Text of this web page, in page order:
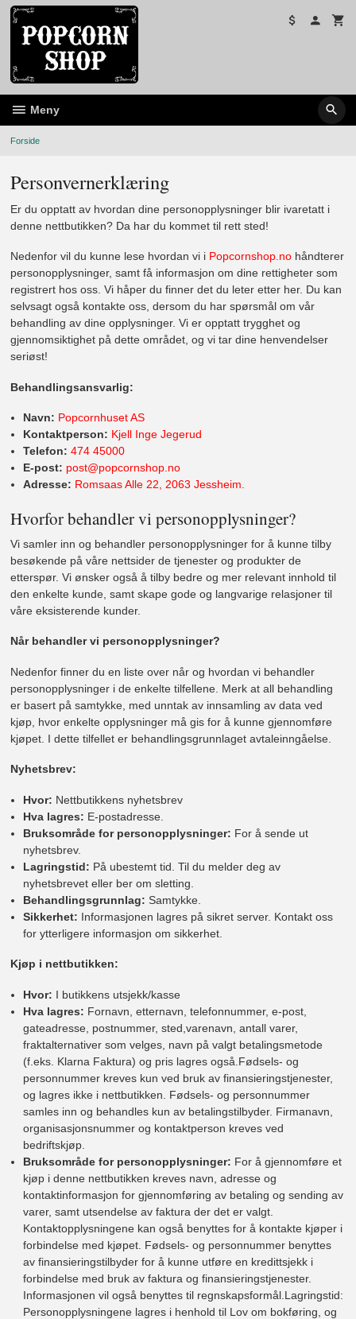
Gå
innholdet
Meny
Forside
Personvernerklæring
Er du opptatt av hvordan dine personopplysninger blir ivaretatt i
denne nettbutikken? Da har du kommet til rett sted!
Nedenfor vil du kunne lese hvordan vi i Popcornshop.no håndterer
personopplysninger, samt få informasjon om dine rettigheter som
registrert hos oss. Vi håper du finner det du leter etter her. Du kan
selvsagt også kontakte oss, dersom du har spørsmål om vår
behandling av dine opplysninger. Vi er opptatt trygghet og
gjennomsiktighet på dette området, og vi tar dine henvendelser
seriøst!
Behandlingsansvarlig:
Navn: Popcornhuset AS
Kontaktperson: Kjell Inge Jegerud
Telefon: 474 45000
E-post: post@popcornshop.no
Adresse: Romsaas Alle 22, 2063 Jessheim.
Hvorfor behandler vi personopplysninger?
Vi samler inn og behandler personopplysninger for å kunne tilby
besøkende på våre nettsider de tjenester og produkter de
etterspør. Vi ønsker også å tilby bedre og mer relevant innhold til
den enkelte kunde, samt skape gode og langvarige relasjoner til
våre eksisterende kunder.
Når behandler vi personopplysninger?
Nedenfor finner du en liste over når og hvordan vi behandler
personopplysninger i de enkelte tilfellene. Merk at all behandling
er basert på samtykke, med unntak av innsamling av data ved
kjøp, hvor enkelte opplysninger må gis for å kunne gjennomføre
kjøpet. I dette tilfellet er behandlingsgrunnlaget avtaleinngåelse.
Nyhetsbrev:
Hvor: Nettbutikkens nyhetsbrev
Hva lagres: E-postadresse.
Bruksområde for personopplysninger: For å sende ut
nyhetsbrev.
Lagringstid: På ubestemt tid. Til du melder deg av
nyhetsbrevet eller ber om sletting.
Behandlingsgrunnlag: Samtykke.
Sikkerhet: Informasjonen lagres på sikret server. Kontakt oss
for ytterligere informasjon om sikkerhet.
Kjøp i nettbutikken:
Hvor: I butikkens utsjekk/kasse
Hva lagres: Fornavn, etternavn, telefonnummer, e-post,
gateadresse, postnummer, sted,varenavn, antall varer,
fraktalternativer som velges, navn på valgt betalingsmetode
(f.eks. Klarna Faktura) og pris lagres også.Fødsels- og
personnummer kreves kun ved bruk av finansieringstjenester,
og lagres ikke i nettbutikken. Fødsels- og personnummer
samles inn og behandles kun av betalingstilbyder. Firmanavn,
organisasjonsnummer og kontaktperson kreves ved
bedriftskjøp.
Bruksområde for personopplysninger: For å gjennomføre et
kjøp i denne nettbutikken kreves navn, adresse og
kontaktinformasjon for gjennomføring av betaling og sending av
varer, samt utsendelse av faktura der det er valgt.
Kontaktopplysningene kan også benyttes for å kontakte kjøper i
forbindelse med kjøpet. Fødsels- og personnummer benyttes
av finansieringstilbyder for å kunne utføre en kredittsjekk i
forbindelse med bruk av faktura og finansieringstjenester.
Informasjonen vil også benyttes til regnskapsformål.Lagringstid:
Personopplysningene lagres i henhold til Lov om bokføring, og